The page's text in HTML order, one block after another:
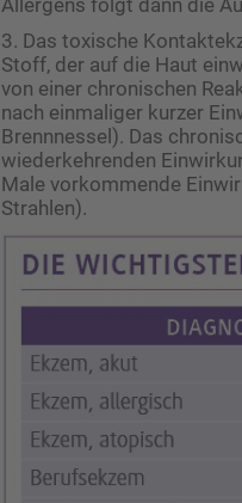
Allergens folgt dann die
3. Das toxische
Stoff, der auf die Haut
von einer chronischen
nach einmaliger kurzer
Brennnessel). Das
wiederkehrenden
Male vorkommende
Strahlen).